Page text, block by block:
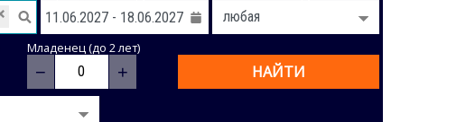
Младенец (до 2 лет)
− + НАЙТИ